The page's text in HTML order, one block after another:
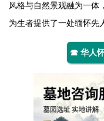
风格与自然景观融为一体
为生者提供了一处缅怀先
☎ 华人